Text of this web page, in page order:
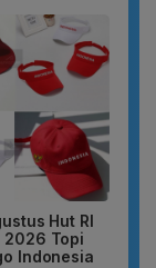
Hut RI
2026 Topi
Indonesia